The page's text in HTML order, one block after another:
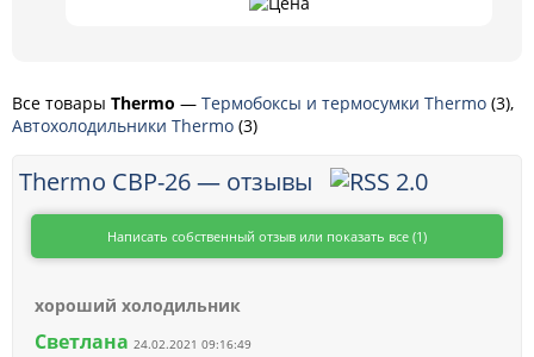
Все товары Thermo — Термобоксы и термосумки Thermo (3),
Автохолодильники Thermo (3)
Thermo CBP-26 — отзывы
Написать собственный отзыв или показать все (1)
хороший холодильник
Светлана 24.02.2021 09:16:49